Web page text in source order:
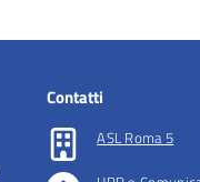
Contatti
ASL Roma 5